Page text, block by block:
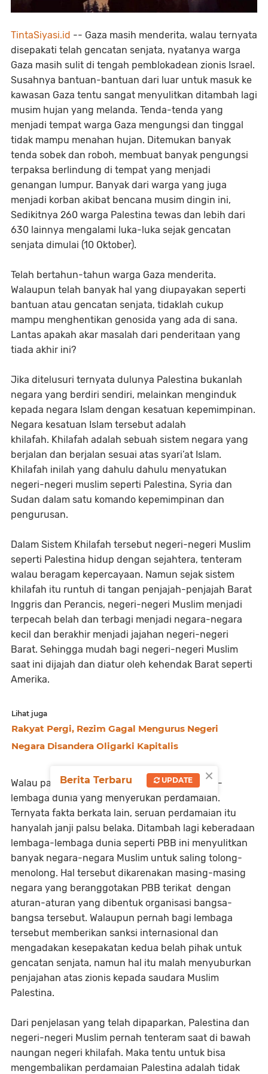
TintaSiyasi.id -- Gaza masih menderita, walau ternyata
disepakati telah gencatan senjata, nyatanya warga
Gaza masih sulit di tengah pemblokadean zionis Israel.
Susahnya bantuan-bantuan dari luar untuk masuk ke
kawasan Gaza tentu sangat menyulitkan ditambah lagi
musim hujan yang melanda. Tenda-tenda yang
menjadi tempat warga Gaza mengungsi dan tinggal
tidak mampu menahan hujan. Ditemukan banyak
tenda sobek dan roboh, membuat banyak pengungsi
terpaksa berlindung di tempat yang menjadi
genangan lumpur. Banyak dari warga yang juga
menjadi korban akibat bencana musim dingin ini,
Sedikitnya 260 warga Palestina tewas dan lebih dari
630 lainnya mengalami luka-luka sejak gencatan
senjata dimulai (10 Oktober).
Telah bertahun-tahun warga Gaza menderita.
Walaupun telah banyak hal yang diupayakan seperti
bantuan atau gencatan senjata, tidaklah cukup
mampu menghentikan genosida yang ada di sana.
Lantas apakah akar masalah dari penderitaan yang
tiada akhir ini?
Jika ditelusuri ternyata dulunya Palestina bukanlah
negara yang berdiri sendiri, melainkan menginduk
kepada negara Islam dengan kesatuan kepemimpinan.
Negara kesatuan Islam tersebut adalah
khilafah. Khilafah adalah sebuah sistem negara yang
berjalan dan berjalan sesuai atas syari’at Islam.
Khilafah inilah yang dahulu dahulu menyatukan
negeri-negeri muslim seperti Palestina, Syria dan
Sudan dalam satu komando kepemimpinan dan
pengurusan.
Dalam Sistem Khilafah tersebut negeri-negeri Muslim
seperti Palestina hidup dengan sejahtera, tenteram
walau beragam kepercayaan. Namun sejak sistem
khilafah itu runtuh di tangan penjajah-penjajah Barat
Inggris dan Perancis, negeri-negeri Muslim menjadi
terpecah belah dan terbagi menjadi negara-negara
kecil dan berakhir menjadi jajahan negeri-negeri
Barat. Sehingga mudah bagi negeri-negeri Muslim
saat ini dijajah dan diatur oleh kehendak Barat seperti
Amerika.
Lihat juga
Rakyat Pergi, Rezim Gagal Mengurus Negeri
Negara Disandera Oligarki Kapitalis
Walau pada faktanya telah terbentuk lembaga-
lembaga dunia yang menyerukan perdamaian.
Ternyata fakta berkata lain, seruan perdamaian itu
hanyalah janji palsu belaka. Ditambah lagi keberadaan
lembaga-lembaga dunia seperti PBB ini menyulitkan
banyak negara-negara Muslim untuk saling tolong-
menolong. Hal tersebut dikarenakan masing-masing
negara yang beranggotakan PBB terikat dengan
aturan-aturan yang dibentuk organisasi bangsa-
bangsa tersebut. Walaupun pernah bagi lembaga
tersebut memberikan sanksi internasional dan
mengadakan kesepakatan kedua belah pihak untuk
gencatan senjata, namun hal itu malah menyuburkan
penjajahan atas zionis kepada saudara Muslim
Palestina.
Dari penjelasan yang telah dipaparkan, Palestina dan
negeri-negeri Muslim pernah tenteram saat di bawah
naungan negeri khilafah. Maka tentu untuk bisa
mengembalikan perdamaian Palestina adalah tidak
×
Berita Terbaru UPDATE